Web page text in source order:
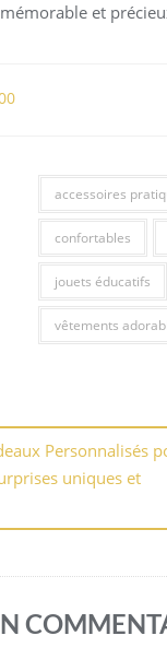
et
accessoires
confortables
jouets éducatifs
vêtements
Personnalisés
uniques et